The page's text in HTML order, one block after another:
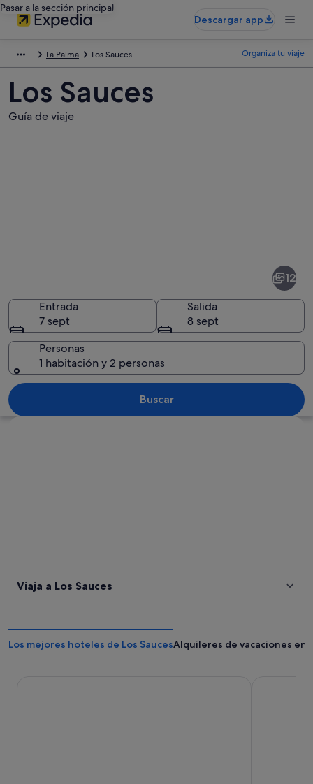
Pasar a la sección principal
Descargar app
La Palma Los Sauces Organiza tu viaje
Los Sauces
Guía de viaje
Costa rocosa con olas rompiendo
12
Entrada
7 sept
Salida
8 sept
Personas
1 habitación y 2 personas
Buscar
Viaja a Los Sauces
Los mejores hoteles de Los SaucesAlquileres de vacaciones en